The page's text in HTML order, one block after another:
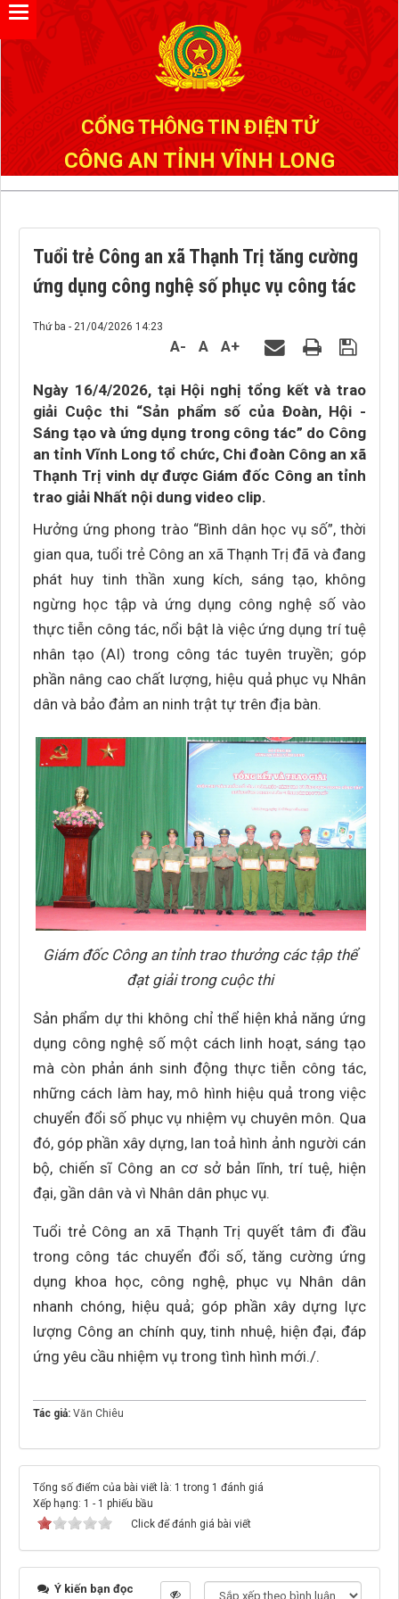
CỔNG THÔNG TIN ĐIỆN TỬ
CÔNG AN TỈNH VĨNH LONG
Tuổi trẻ Công an xã Thạnh Trị tăng cường
ứng dụng công nghệ số phục vụ công tác
Thứ ba - 21/04/2026 14:23
A- A A+
Ngày 16/4/2026, tại Hội nghị tổng kết và trao
giải Cuộc thi “Sản phẩm số của Đoàn, Hội -
Sáng tạo và ứng dụng trong công tác” do Công
an tỉnh Vĩnh Long tổ chức, Chi đoàn Công an xã
Thạnh Trị vinh dự được Giám đốc Công an tỉnh
trao giải Nhất nội dung video clip.
Hưởng ứng phong trào “Bình dân học vụ số”, thời
gian qua, tuổi trẻ Công an xã Thạnh Trị đã và đang
phát huy tinh thần xung kích, sáng tạo, không
ngừng học tập và ứng dụng công nghệ số vào
thực tiễn công tác, nổi bật là việc ứng dụng trí tuệ
nhân tạo (AI) trong công tác tuyên truyền; góp
phần nâng cao chất lượng, hiệu quả phục vụ Nhân
dân và bảo đảm an ninh trật tự trên địa bàn.
Giám đốc Công an tỉnh trao thưởng các tập thể
đạt giải trong cuộc thi
Sản phẩm dự thi không chỉ thể hiện khả năng ứng
dụng công nghệ số một cách linh hoạt, sáng tạo
mà còn phản ánh sinh động thực tiễn công tác,
những cách làm hay, mô hình hiệu quả trong việc
chuyển đổi số phục vụ nhiệm vụ chuyên môn. Qua
đó, góp phần xây dựng, lan toả hình ảnh người cán
bộ, chiến sĩ Công an cơ sở bản lĩnh, trí tuệ, hiện
đại, gần dân và vì Nhân dân phục vụ.
Tuổi trẻ Công an xã Thạnh Trị quyết tâm đi đầu
trong công tác chuyển đổi số, tăng cường ứng
dụng khoa học, công nghệ, phục vụ Nhân dân
nhanh chóng, hiệu quả; góp phần xây dựng lực
lượng Công an chính quy, tinh nhuệ, hiện đại, đáp
ứng yêu cầu nhiệm vụ trong tình hình mới./.
Tác giả: Văn Chiêu
Tổng số điểm của bài viết là: 1 trong 1 đánh giá
Xếp hạng: 1 - 1 phiếu bầu
Click để đánh giá bài viết
Ý kiến bạn đọc